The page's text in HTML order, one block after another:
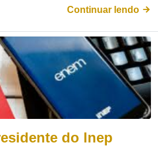
Continuar lendo
do Inep